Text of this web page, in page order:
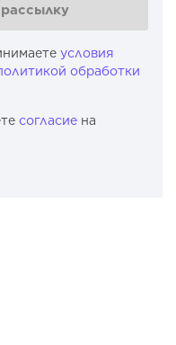
условия
обработки
согласие на